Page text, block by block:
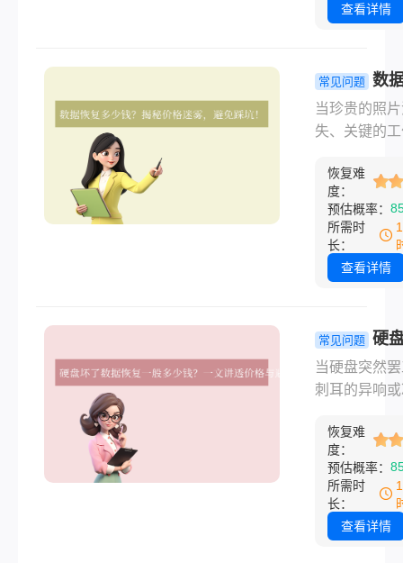
面！此时，“
而，这个答
硬盘故障本
复杂多变。
动硬盘数据
般要多少钱
呢？本文将
析移动硬盘
复的价格体
你在数据危
出明智选择。
查看详情
常见问题 数
一般多少钱
秘价格迷雾
当珍贵的照
失、关键的
然发出异响
据恢复"这四
间成了救命
然而，随之
疑问是：数
格！ 数据恢
用差异巨大
十元到上万
币甚至更高
能。这并非
意定价，而
种关键因素
定。理解这
素，才能心
数，避免被
恢复难
度：
预估概率：
所需时
长：
查看详情
常见问题 硬
数据恢复一
少钱？一文
南！
当硬盘突然
刺耳的异响
间让心跳加
那些珍贵的
重要的工作
多年的积累
真要消失无
恢复难
度：
预估概率：
所需时
长：
查看详情